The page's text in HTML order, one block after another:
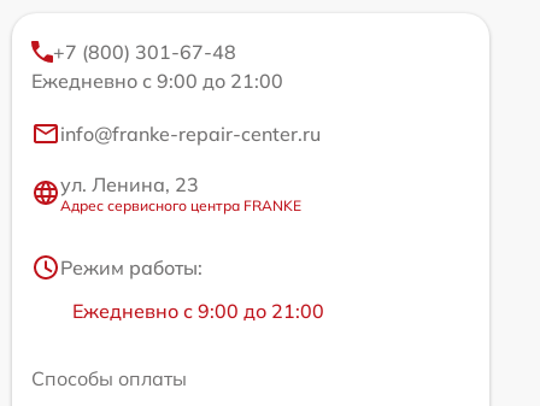
+7 (800) 301-67-48
Ежедневно с 9:00 до 21:00
info@franke-repair-center.ru
ул. Ленина, 23
Адрес сервисного центра FRANKE
Режим работы:
Ежедневно с 9:00 до 21:00
Способы оплаты